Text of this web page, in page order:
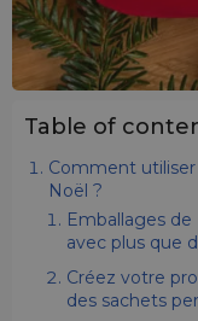
Table of
Comment
Noël ?
Emballages
avec plus que
Créez votre
des sachets